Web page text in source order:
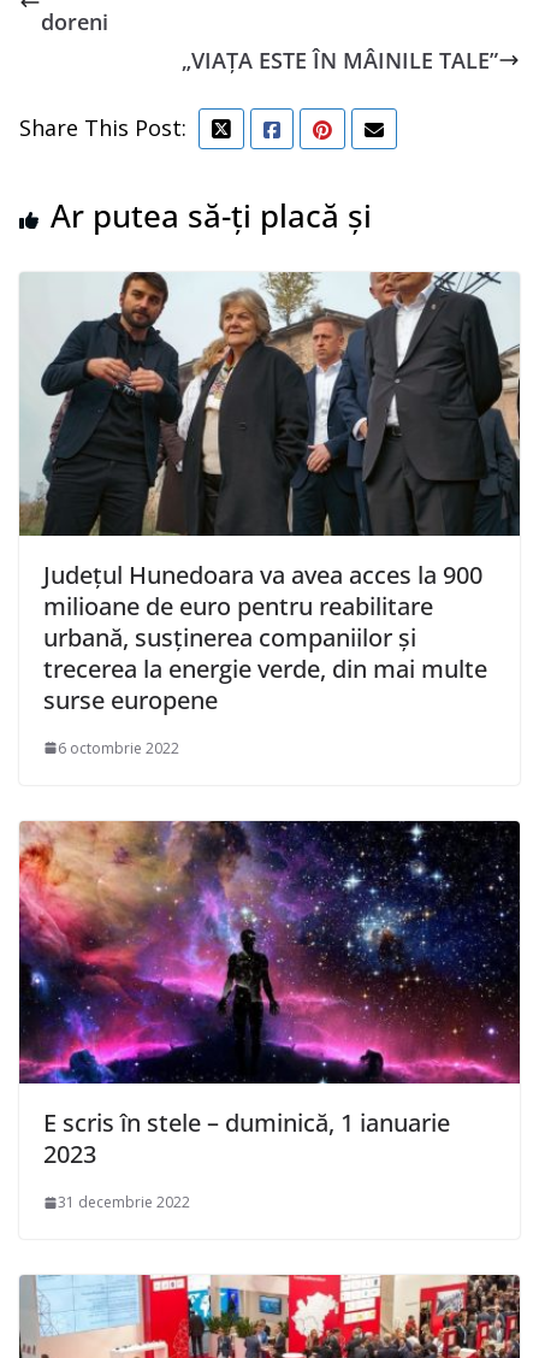
doreni
„VIAȚA ESTE ÎN MÂINILE TALE”
Share This Post:
Ar putea să-ți placă și
Județul Hunedoara va avea acces la 900
milioane de euro pentru reabilitare
urbană, susținerea companiilor și
trecerea la energie verde, din mai multe
surse europene
6 octombrie 2022
E scris în stele – duminică, 1 ianuarie
2023
31 decembrie 2022